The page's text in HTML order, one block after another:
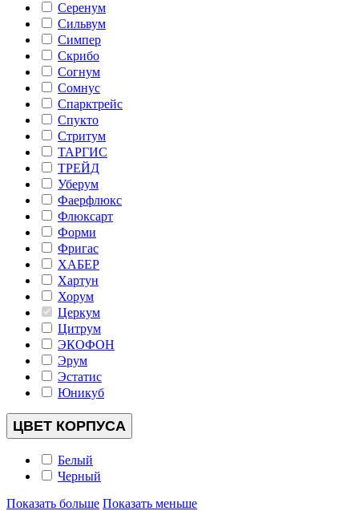
Серенум
Сильвум
Симпер
Скрибо
Согнум
Сомнус
Спарктрейс
Спукто
Стритум
ТАРГИС
ТРЕЙД
Уберум
Фаерфлюкс
Флюксарт
Форми
Фригас
ХАБЕР
Хартун
Хорум
Церкум
Цитрум
ЭКОФОН
Эрум
Эстатис
Юникуб
ЦВЕТ КОРПУСА
Белый
Черный
Показать больше Показать меньше